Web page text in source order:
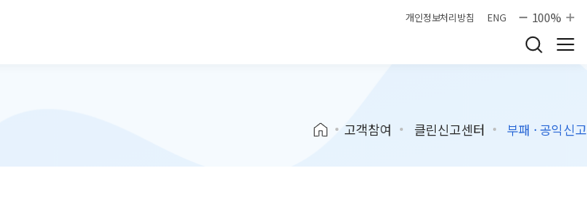
개인정보처리방침 ENG 100%
고객참여 클린신고센터 부패 · 공익신고